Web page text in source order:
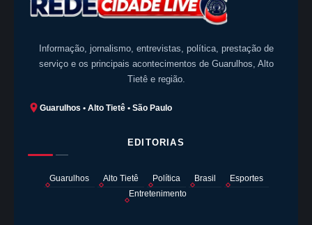
Informação, jornalismo, entrevistas, política, prestação de
serviço e os principais acontecimentos de Guarulhos, Alto
Tietê e região.
Guarulhos • Alto Tietê • São Paulo
EDITORIAS
Guarulhos Alto Tietê Política Brasil
Esportes
Entretenimento